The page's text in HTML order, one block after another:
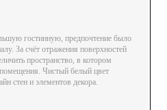
гостинную, предпочтение было
За счёт отражения поверхностей
пространство, в котором
Чистый белый цвет
стен и элементов декора.